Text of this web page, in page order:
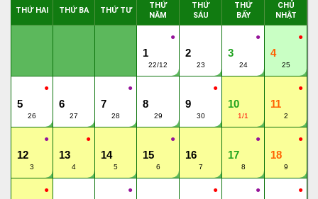
THỨ HAI THỨ BA THỨ TƯ
THỨ
NĂM
THỨ
SÁU
THỨ
BẨY
CHỦ
NHẬT
●
1
22/12
2
23
●
3
24
●
4
25
●
5
26
6
27
●
7
28
8
29
●
9
30
10
1/1
●
11
2
●
12
3
●
13
4
14
5
●
15
6
16
7
●
17
8
●
18
9
● ● ● ● ●